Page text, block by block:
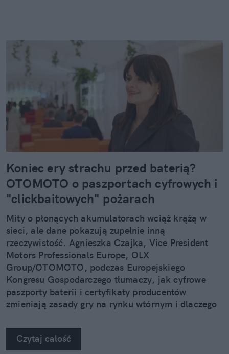
Koniec ery strachu przed baterią?
OTOMOTO o paszportach cyfrowych i
"clickbaitowych" pożarach
Mity o płonących akumulatorach wciąż krążą w
sieci, ale dane pokazują zupełnie inną
rzeczywistość. Agnieszka Czajka, Vice President
Motors Professionals Europe, OLX
Group/OTOMOTO, podczas Europejskiego
Kongresu Gospodarczego tłumaczy, jak cyfrowe
paszporty baterii i certyfikaty producentów
zmieniają zasady gry na rynku wtórnym i dlaczego
wybór niż myślisz.
Czytaj całość